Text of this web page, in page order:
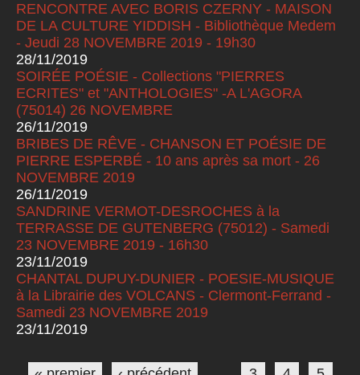
RENCONTRE AVEC BORIS CZERNY - MAISON
DE LA CULTURE YIDDISH - Bibliothèque Medem
- Jeudi 28 NOVEMBRE 2019 - 19h30
28/11/2019
SOIRÉE POÉSIE - Collections "PIERRES
ECRITES" et "ANTHOLOGIES" -A L'AGORA
(75014) 26 NOVEMBRE
26/11/2019
BRIBES DE RÊVE - CHANSON ET POÉSIE DE
PIERRE ESPERBÉ - 10 ans après sa mort - 26
NOVEMBRE 2019
26/11/2019
SANDRINE VERMOT-DESROCHES à la
TERRASSE DE GUTENBERG (75012) - Samedi
23 NOVEMBRE 2019 - 16h30
23/11/2019
CHANTAL DUPUY-DUNIER - POESIE-MUSIQUE
à la Librairie des VOLCANS - Clermont-Ferrand -
Samedi 23 NOVEMBRE 2019
23/11/2019
Pages